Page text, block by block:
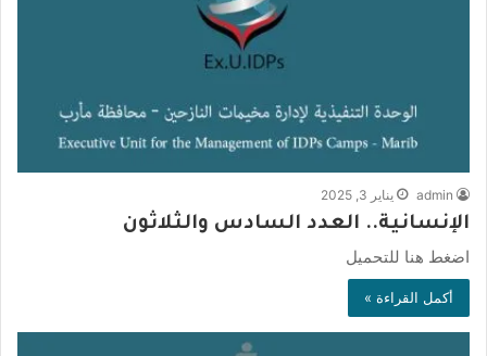
admin يناير 3, 2025
الإنسانية.. العدد السادس والثلاثون
اضغط هنا للتحميل
أكمل القراءة »